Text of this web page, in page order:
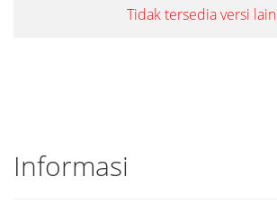
Tidak tersedia versi lain
Informasi